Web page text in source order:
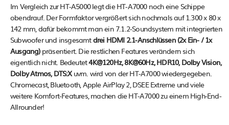
Im Vergleich zur HT-A5000 legt die HT-A7000 noch eine Schippe
obendrauf. Der Formfaktor vergrößert sich nochmals auf 1.300 x 80 x
142 mm, dafür bekommt man ein 7.1.2-Soundsystem mit integrierten
Subwoofer und insgesamtdrei HDMI 2.1-Anschlüssen (2x Ein- / 1x
Ausgang)präsentiert. Die restlichen Features verändern sich
eigentlich nicht. Bedeutet4K@120Hz, 8K@60Hz, HDR10, Dolby Vision,
Dolby Atmos, DTS:Xuvm. wird von der HT-A7000 wiedergegeben.
Chromecast, Bluetooth, Apple AirPlay 2, DSEE Extreme und viele
weitere Komfort-Features, machen die HT-A7000 zu einem High-End-
Allrounder!